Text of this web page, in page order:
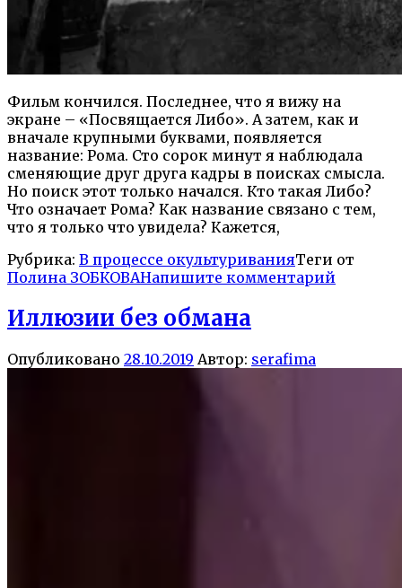
Фильм кончился. Последнее, что я вижу на
экране – «Посвящается Либо». А затем, как и
вначале крупными буквами, появляется
название: Рома. Сто сорок минут я наблюдала
сменяющие друг друга кадры в поисках смысла.
Но поиск этот только начался. Кто такая Либо?
Что означает Рома? Как название связано с тем,
что я только что увидела? Кажется,
Рубрика: В процессе окультуриванияТеги от
Полина ЗОБКОВАНапишите комментарий
Иллюзии без обмана
Опубликовано 28.10.2019 Автор: serafima